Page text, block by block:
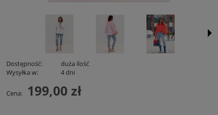
Dostępność:
duża ilość
Wysyłka w:
4 dni
Cena: 199,00 zł